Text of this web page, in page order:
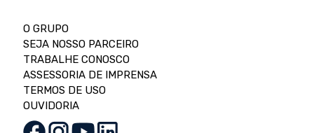
O GRUPO
SEJA NOSSO PARCEIRO
TRABALHE CONOSCO
ASSESSORIA DE IMPRENSA
TERMOS DE USO
OUVIDORIA